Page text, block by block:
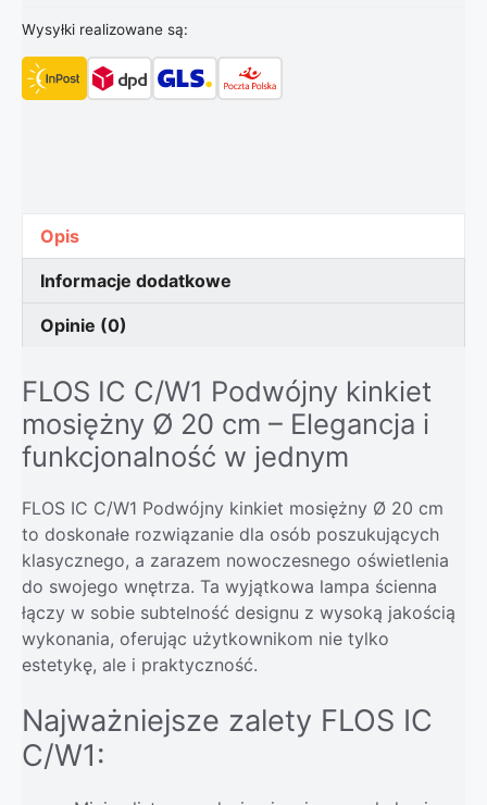
Wysyłki realizowane są:
Opis
Informacje dodatkowe
Opinie (0)
FLOS IC C/W1 Podwójny kinkiet
mosiężny Ø 20 cm – Elegancja i
funkcjonalność w jednym
FLOS IC C/W1 Podwójny kinkiet mosiężny Ø 20 cm
to doskonałe rozwiązanie dla osób poszukujących
klasycznego, a zarazem nowoczesnego oświetlenia
do swojego wnętrza. Ta wyjątkowa lampa ścienna
łączy w sobie subtelność designu z wysoką jakością
wykonania, oferując użytkownikom nie tylko
estetykę, ale i praktyczność.
Najważniejsze zalety FLOS IC
C/W1: